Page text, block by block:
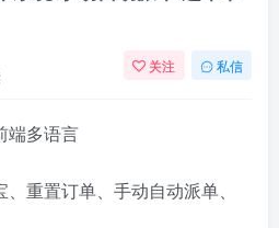
关注 私信
端多语言
重置订单、手动自动派单、